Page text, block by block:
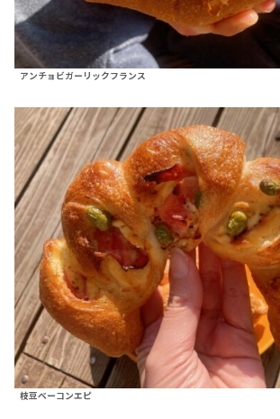
アンチョビガーリックフランス
枝豆ベーコンエピ